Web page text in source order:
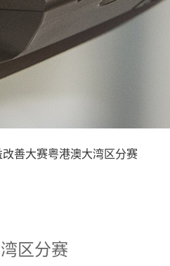
善大赛粤港澳大湾区分赛
区分赛